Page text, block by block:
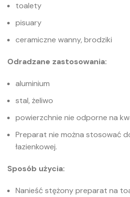
toalety
pisuary
ceramiczne wanny, brodziki
Odradzane zastosowania:
aluminium
stal, żeliwo
powierzchnie nie odporne na
Preparat nie można stosować
łazienkowej.
Sposób użycia:
Nanieść stężony preparat na